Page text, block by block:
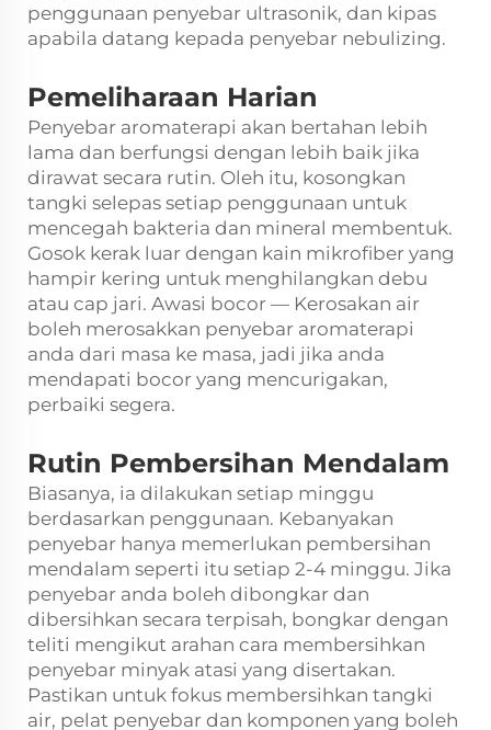
penggunaan penyebar ultrasonik, dan kipas
apabila datang kepada penyebar nebulizing.
Pemeliharaan Harian
Penyebar aromaterapi akan bertahan lebih
lama dan berfungsi dengan lebih baik jika
dirawat secara rutin. Oleh itu, kosongkan
tangki selepas setiap penggunaan untuk
mencegah bakteria dan mineral membentuk.
Gosok kerak luar dengan kain mikrofiber yang
hampir kering untuk menghilangkan debu
atau cap jari. Awasi bocor — Kerosakan air
boleh merosakkan penyebar aromaterapi
anda dari masa ke masa, jadi jika anda
mendapati bocor yang mencurigakan,
perbaiki segera.
Rutin Pembersihan Mendalam
Biasanya, ia dilakukan setiap minggu
berdasarkan penggunaan. Kebanyakan
penyebar hanya memerlukan pembersihan
mendalam seperti itu setiap 2-4 minggu. Jika
penyebar anda boleh dibongkar dan
dibersihkan secara terpisah, bongkar dengan
teliti mengikut arahan cara membersihkan
penyebar minyak atasi yang disertakan.
Pastikan untuk fokus membersihkan tangki
air, pelat penyebar dan komponen yang boleh